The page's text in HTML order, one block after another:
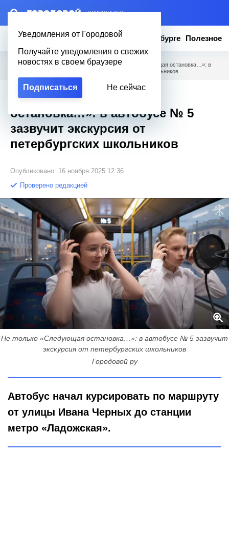
– НОВОСТИ ДНЯ
Уведомления от Городовой
Получайте уведомления о свежих
новостях в своем браузере
Подписаться Не сейчас
Новости Эксклюзив Вопросы о Петербурге Полезное
Городовой Новости Петербурга / Не только «Следующая остановка…»: в
автобусе № 5 зазвучит экскурсия от петербургских школьников
Не только «Следующая
остановка…»: в автобусе № 5
зазвучит экскурсия от
петербургских школьников
Опубликовано: 16 ноября 2025 12:36
Проверено редакцией
Не только «Следующая остановка…»: в автобусе № 5 зазвучит
экскурсия от петербургских школьников
Городовой ру
Автобус начал курсировать по маршруту
от улицы Ивана Черных до станции
метро «Ладожская».